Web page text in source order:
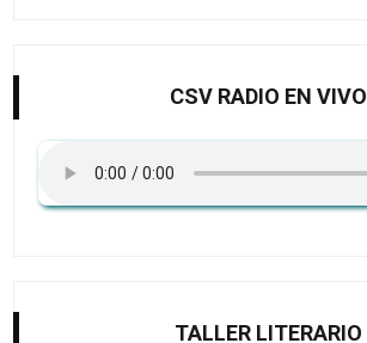
CSV RADIO EN VIVO
TALLER LITERARIO